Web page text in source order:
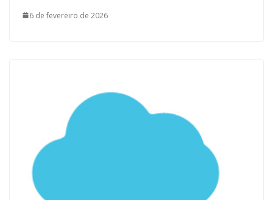
6 de fevereiro de 2026